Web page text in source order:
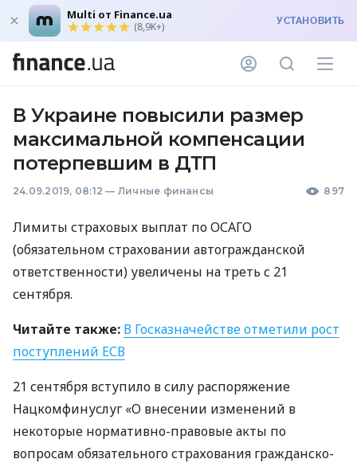
Multi от Finance.ua
(8,9K+) УСТАНОВИТЬ
В Украине повысили размер
максимальной компенсации
потерпевшим в ДТП
24.09.2019, 08:12 — Личные финансы 897
Лимиты страховых выплат поОСАГО
(обязательном страховании автогражданской
ответственности) увеличены на треть с 21
сентября.
Читайте также: В Госказначействе отметили рост
поступлений ЕСВ
21 сентября вступило в силу распоряжение
Нацкомфинуслуг «О внесении изменений в
некоторые нормативно-правовые акты по
вопросам обязательного страхования гражданско-